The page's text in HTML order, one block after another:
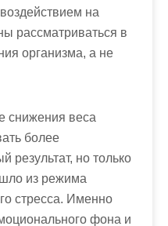
на
рассматриваться в
организма, а не
снижения веса
более
результат, но только
из режима
стресса. Именно
фона и